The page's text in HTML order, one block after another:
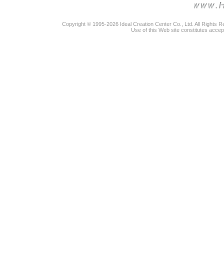
Copyright © 1995-2026 Ideal Creation Center Co., Ltd. All Rights
Use of this Web site constitutes